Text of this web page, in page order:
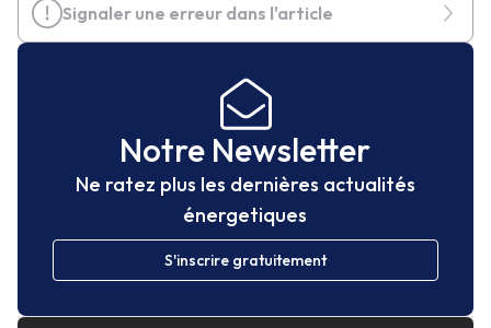
Signaler une erreur dans l'article
Notre Newsletter
Ne ratez plus les dernières actualités
énergetiques
S'inscrire gratuitement